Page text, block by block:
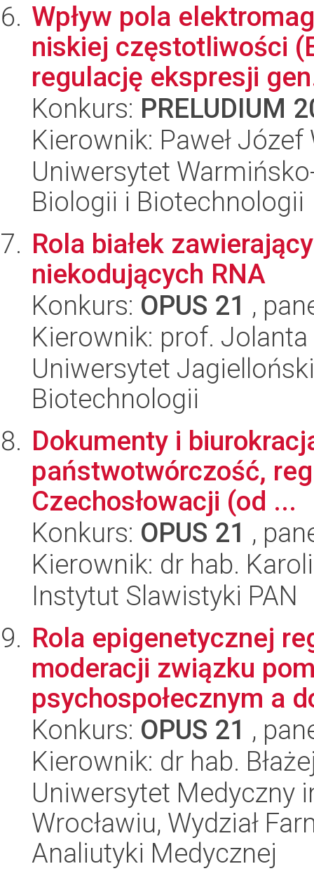
Wpływ pola
niskiej częstotliwości
regulację ekspresji
Konkurs: PRELUDIUM
Kierownik: Paweł
Uniwersytet
Biologii i Biotechnologii
Rola białek
niekodujących RNA
Konkurs: OPUS 21 ,
Kierownik: prof.
Uniwersytet
Biotechnologii
Dokumenty i
państwotwórczość,
Czechosłowacji (od ...
Konkurs: OPUS 21 ,
Kierownik: dr hab.
Instytut Slawistyki PAN
Rola epigenetycznej
moderacji związku
psychospołecznym a
Konkurs: OPUS 21 ,
Kierownik: dr hab.
Uniwersytet Medyczny
Wrocławiu, Wydział
Analiutyki Medycznej